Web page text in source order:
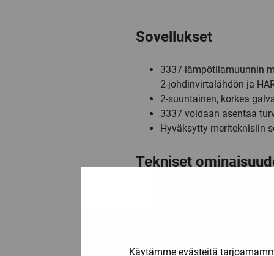
Käytämme evästeitä
Sovellukset
3337-lämpötilamuunnin
2-johdinvirtalähdön ja
2-suuntainen, korkea
3337 voidaan asentaa
Hyväksytty meriteknisiin
Tekniset
60 ms nopea vasteaika
Valittavissa sisäinen/
Täyttää NAMUR NE21 -